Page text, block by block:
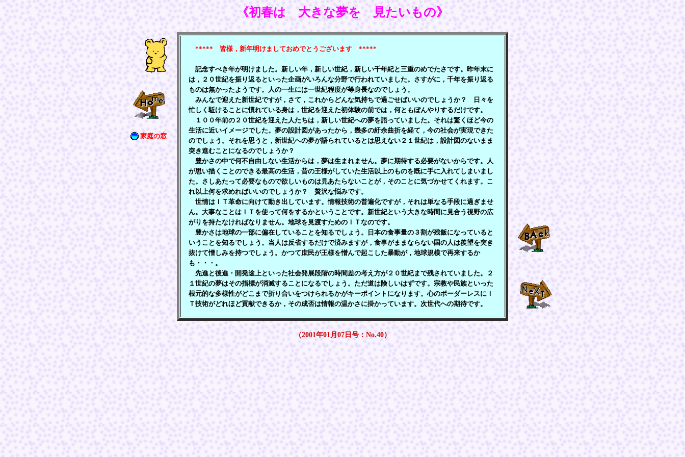
《初春は 大きな夢を 見たいもの》
家庭の窓
***** 皆様，新年明けましておめでとうございます *****
記念すべき年が明けました。新しい年，新しい世紀，新しい千年紀と三重のめでたさです。昨年末に
は，２０世紀を振り返るといった企画がいろんな分野で行われていました。さすがに，千年を振り返る
ものは無かったようです。人の一生には一世紀程度が等身長なのでしょう。
みんなで迎えた新世紀ですが，さて，これからどんな気持ちで過ごせばいいのでしょうか？ 日々を
忙しく駈けることに慣れている身は，世紀を迎えた初体験の前では，何ともぼんやりするだけです。
１００年前の２０世紀を迎えた人たちは，新しい世紀への夢を語っていました。それは驚くほど今の
生活に近いイメージでした。夢の設計図があったから，幾多の紆余曲折を経て，今の社会が実現できた
のでしょう。それを思うと，新世紀への夢が語られているとは思えない２１世紀は，設計図のないまま
突き進むことになるのでしょうか？
豊かさの中で何不自由しない生活からは，夢は生まれません。夢に期待する必要がないからです。人
が思い描くことのできる最高の生活，昔の王様がしていた生活以上のものを既に手に入れてしまいまし
た。さしあたって必要なもので欲しいものは見あたらないことが，そのことに気づかせてくれます。こ
れ以上何を求めればいいのでしょうか？ 贅沢な悩みです。
世情はＩＴ革命に向けて動き出しています。情報技術の普遍化ですが，それは単なる手段に過ぎませ
ん。大事なことはＩＴを使って何をするかということです。新世紀という大きな時間に見合う視野の広
がりを持たなければなりません。地球を見渡すためのＩＴなのです。
豊かさは地球の一部に偏在していることを知るでしょう。日本の食事量の３割が残飯になっていると
いうことを知るでしょう。当人は反省するだけで済みますが，食事がままならない国の人は羨望を突き
抜けて憎しみを持つでしょう。かつて庶民が王様を憎んで起こした暴動が，地球規模で再来するか
も・・・。
先進と後進・開発途上といった社会発展段階の時間差の考え方が２０世紀まで残されていました。２
１世紀の夢はその指標が消滅することになるでしょう。ただ道は険しいはずです。宗教や民族といった
根元的な多様性がどこまで折り合いをつけられるかがキーポイントになります。心のボーダーレスにＩ
Ｔ技術がどれほど貢献できるか，その成否は情報の温かさに掛かっています。次世代への期待です。
（2001年01月07日号：No.40）